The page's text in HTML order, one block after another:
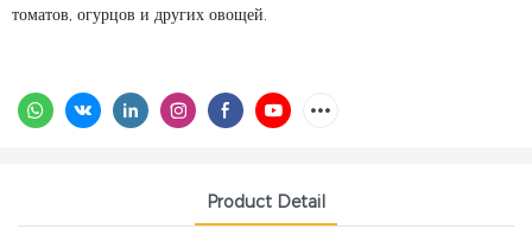
томатов, огурцов и других овощей.
Product Detail